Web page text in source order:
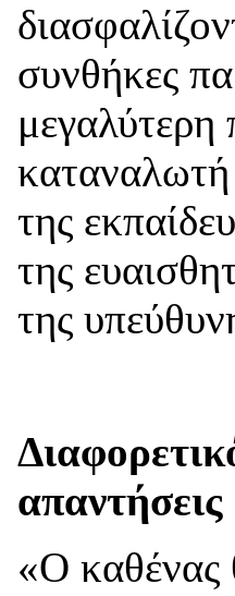
συνθήκες
της
της
της
απαντήσεις
«Ο καθένας